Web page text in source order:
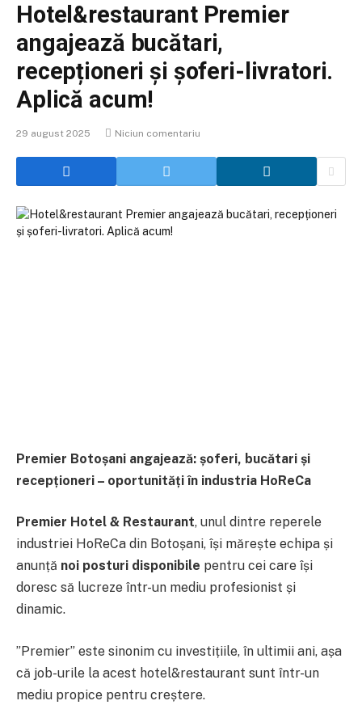
Hotel&restaurant Premier
angajează bucătari,
recepționeri și șoferi-livratori.
Aplică acum!
29 august 2025 Niciun comentariu
Premier Botoșani angajează: șoferi, bucătari și
recepționeri – oportunități în industria HoReCa
Premier Hotel & Restaurant, unul dintre reperele
industriei HoReCa din Botoșani, își mărește echipa și
anunță noi posturi disponibile pentru cei care își
doresc să lucreze într-un mediu profesionist și
dinamic.
”Premier” este sinonim cu investițiile, în ultimii ani, așa
că job-urile la acest hotel&restaurant sunt într-un
mediu propice pentru creștere.